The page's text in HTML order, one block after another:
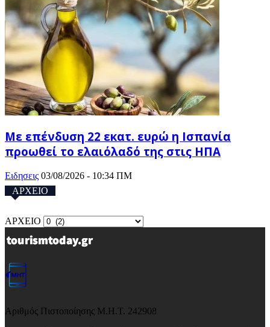
Με επένδυση 22 εκατ. ευρώ η Ισπανία
προωθεί το ελαιόλαδό της στις ΗΠΑ
Ειδησεις 03/08/2026 - 10:34 ΠΜ
ΑΡΧΕΙΟ
ΑΡΧΕΙΟ
Αριθμός Πιστοποίησης Μ.Η.Τ. 242908